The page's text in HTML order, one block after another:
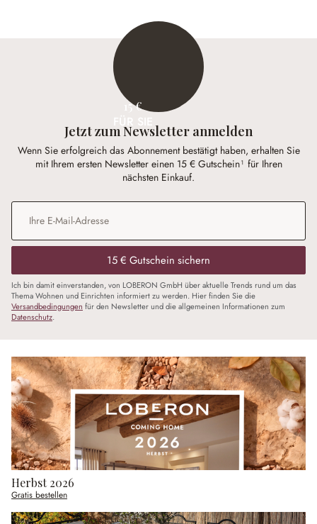
15 €
Jetzt zum Newsletter anmelden
Wenn Sie erfolgreich das Abonnement bestätigt haben, erhalten Sie
mit Ihrem ersten Newsletter einen 15 € Gutschein¹ für Ihren
nächsten Einkauf.
E-Mail-Adresse
15 € Gutschein sichern
Ich bin damit einverstanden, von LOBERON GmbH über aktuelle Trends rund um das
Thema Wohnen und Einrichten informiert zu werden. Hier finden Sie die
Versandbedingungen für den Newsletter und die allgemeinen Informationen zum
Datenschutz.
Herbst 2026
Gratis bestellen